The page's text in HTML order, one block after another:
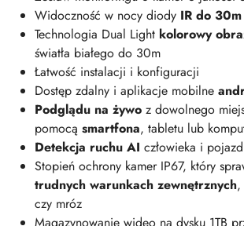
Widoczność w nocy diody IR do 30m
Technologia Dual Light kolorowy
światła białego do 30m
Łatwość instalacji i konfiguracji
Dostęp zdalny i aplikacje mobilne
Podglądu na żywo z dowolnego
pomocą smartfona, tabletu lub
Detekcja ruchu AI człowieka i
Stopień ochrony kamer IP67, który
trudnych warunkach zewnętrznych,
czy mróz